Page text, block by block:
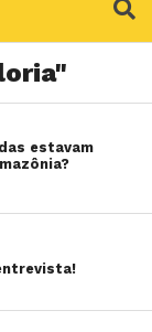
estavam